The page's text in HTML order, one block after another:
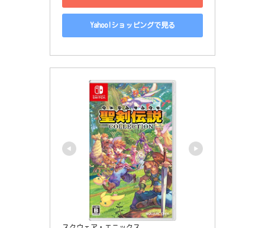
Yahoo!ショッピングで見る